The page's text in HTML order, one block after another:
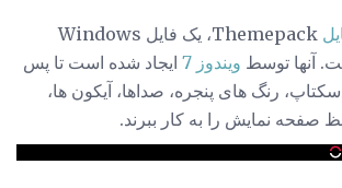
Themepack، یک فایل Windows
ویندوز 7
ایجاد شده است تا پس
رنگ های پنجره، صداها، آیکون ها،
صفحه نمایش را به کار ببرند.